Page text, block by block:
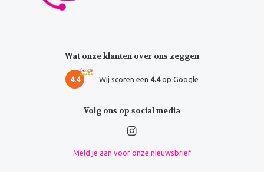
Wat onze klanten over ons zeggen
4.4 Wij scoren een 4.4op Google
Volg ons op social media
Meld je aan voor onze nieuwsbrief